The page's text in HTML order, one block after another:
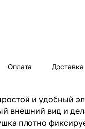
Оплата Доставка
и удобный
внешний вид и
плотно